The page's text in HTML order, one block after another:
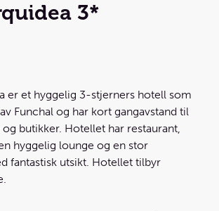
3*
er et hyggelig 3-stjerners hotell som
Funchal og har kort gangavstand til
butikker. Hotellet har restaurant,
hyggelig lounge og en stor
fantastisk utsikt. Hotellet tilbyr